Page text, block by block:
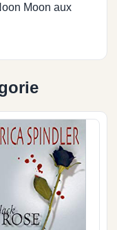
Moon aux